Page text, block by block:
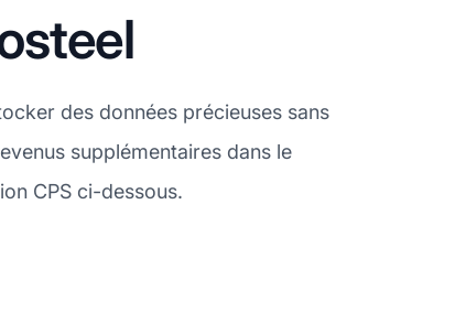
des données précieuses sans
supplémentaires dans le
CPS ci-dessous.